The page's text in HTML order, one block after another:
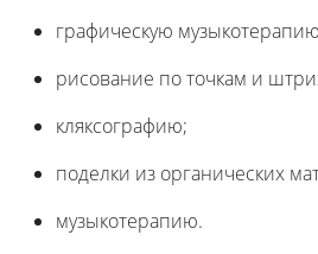
графическую
рисование по точкам и
кляксографию;
поделки из органических
музыкотерапию.